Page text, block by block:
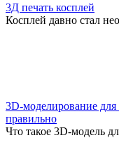
3Д печать косплей
Косплей давно стал
3D-моделирование для
правильно
Что такое 3D-модель